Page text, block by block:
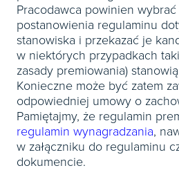
Pracodawca powinien
postanowienia regulaminu
stanowiska i przekazać je
w niektórych przypadkach
zasady premiowania)
Konieczne może być zatem
odpowiedniej umowy o
Pamiętajmy, że regulamin
regulamin wynagradzania,
w załączniku do regulaminu
dokumencie.